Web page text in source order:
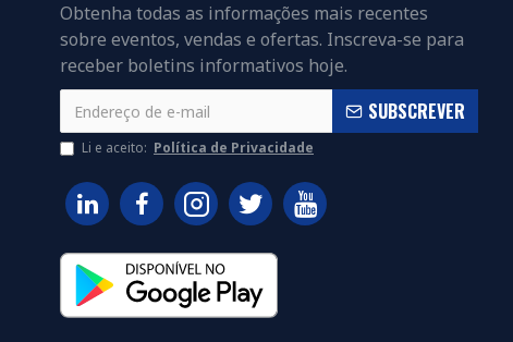
Obtenha todas as informações mais recentes
sobre eventos, vendas e ofertas. Inscreva-se para
receber boletins informativos hoje.
SUBSCREVER
Li e aceito: Política de Privacidade